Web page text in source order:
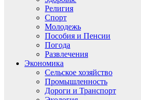
Религия
Спорт
Молодежь
Пособия и Пенсии
Погода
Развлечения
Экономика
Сельское хозяйство
Промышленность
Дороги и Транспорт